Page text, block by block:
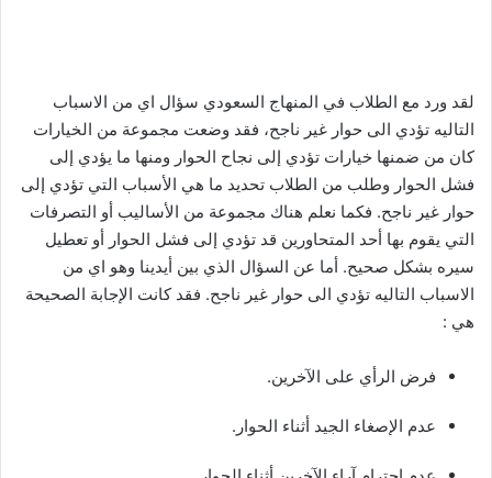
لقد ورد مع الطلاب في المنهاج السعودي سؤال اي من الاسباب
التاليه تؤدي الى حوار غير ناجح، فقد وضعت مجموعة من الخيارات
كان من ضمنها خيارات تؤدي إلى نجاح الحوار ومنها ما يؤدي إلى
فشل الحوار وطلب من الطلاب تحديد ما هي الأسباب التي تؤدي إلى
حوار غير ناجح. فكما نعلم هناك مجموعة من الأساليب أو التصرفات
التي يقوم بها أحد المتحاورين قد تؤدي إلى فشل الحوار أو تعطيل
سيره بشكل صحيح. أما عن السؤال الذي بين أيدينا وهو اي من
الاسباب التاليه تؤدي الى حوار غير ناجح. فقد كانت الإجابة الصحيحة
هي :
فرض الرأي على الآخرين.
عدم الإصغاء الجيد أثناء الحوار.